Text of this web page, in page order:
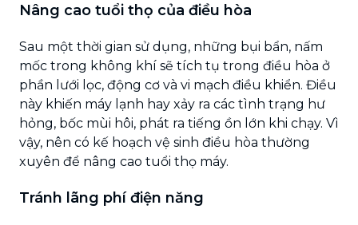
Nâng cao tuổi thọ của điều hòa
Sau một thời gian sử dụng, những bụi bẩn, nấm
mốc trong không khí sẽ tích tụ trong điều hòa ở
phần lưới lọc, động cơ và vi mạch điều khiển. Điều
này khiến máy lạnh hay xảy ra các tình trạng hư
hỏng, bốc mùi hôi, phát ra tiếng ồn lớn khi chạy. Vì
vậy, nên có kế hoạch vệ sinh điều hòa thường
xuyên để nâng cao tuổi thọ máy.
Tránh lãng phí điện năng